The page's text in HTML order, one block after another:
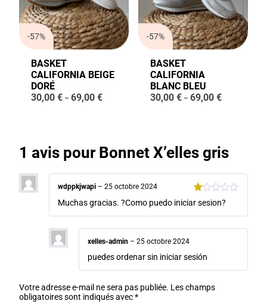
-57%
BASKET
CALIFORNIA BEIGE
DORÉ
30,00 € – 69,00 €
-57%
BASKET
CALIFORNIA
BLANC BLEU
30,00 €– 69,00 €
1 avis pour Bonnet X’elles gris
Note
1
sur
wdppkjwapi – 25 octobre 2024
Muchas gracias. ?Como puedo iniciar sesion?
xelles-admin – 25 octobre 2024
puedes ordenar sin iniciar sesión
Votre adresse e-mail ne sera pas publiée. Les champs
obligatoires sont indiqués avec*